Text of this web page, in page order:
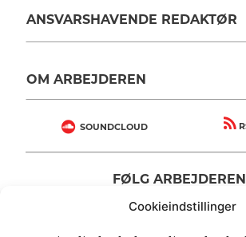
Cookieindstillinger
ANSVARSHAVENDE REDAKTØR
OM ARBEJDEREN
SOUNDCLOUD
FØLG ARBEJDEREN
| |